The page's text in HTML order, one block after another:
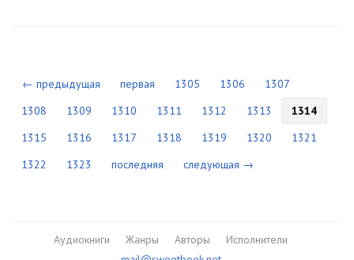
← предыдущая первая 1305 1306
1307
1308
1309 1310 1311 1312 1313
1314
1315
1316 1317 1318 1319 1320
1321
1322
1323 последняя следующая →
Аудиокниги Жанры Авторы
Исполнители